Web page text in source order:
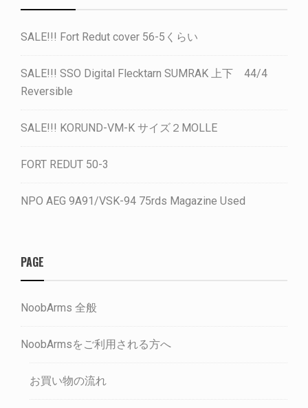
SALE!!! Fort Redut cover 56-5くらい
SALE!!! SSO Digital Flecktarn SUMRAK 上下 44/4
Reversible
SALE!!! KORUND-VM-K サイズ２MOLLE
FORT REDUT 50-3
NPO AEG 9A91/VSK-94 75rds Magazine Used
PAGE
NoobArms 全般
NoobArmsをご利用される方へ
お買い物の流れ